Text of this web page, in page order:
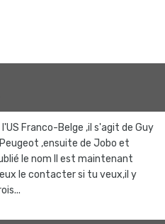
Franco-Belge ,il s'agit de Guy
,ensuite de Jobo et
le nom Il est maintenant
le contacter si tu veux,il y